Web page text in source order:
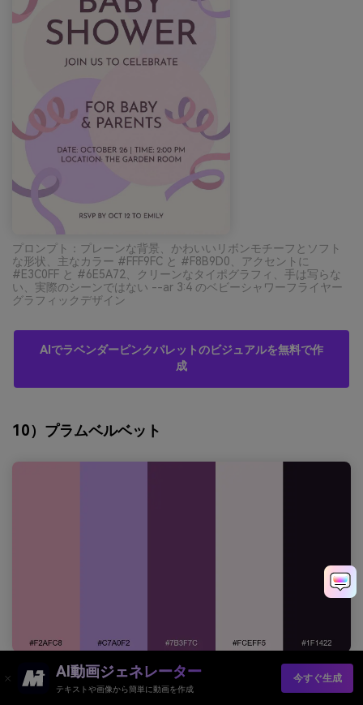
プロンプト：プレーンな背景、かわいいリボンモチーフとソフト
な形状、主なカラー #FFF9FC と #F8B9D0、アクセントに
#E3C0FF と #6E5A72、クリーンなタイポグラフィ、手は写らな
い、実際のシーンではない --ar 3:4 のベビーシャワーフライヤー
グラフィックデザイン
AIでラベンダーピンクパレットのビジュアルを無料で作
成
10）プラムベルベット
HEX：
#F2AFC8 #C7A0F2 #7B3F7C #FCEFF5 #1F1422
AI動画ジェネレーター
テキストや画像から簡単に動画を作成
今すぐ生成